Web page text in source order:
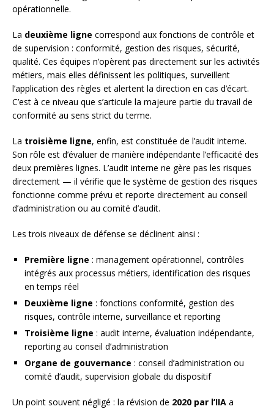
opérationnelle.
La deuxième ligne correspond aux fonctions de contrôle et
de supervision : conformité, gestion des risques, sécurité,
qualité. Ces équipes n’opèrent pas directement sur les activités
métiers, mais elles définissent les politiques, surveillent
l’application des règles et alertent la direction en cas d’écart.
C’est à ce niveau que s’articule la majeure partie du travail de
conformité au sens strict du terme.
La troisième ligne, enfin, est constituée de l’audit interne.
Son rôle est d’évaluer de manière indépendante l’efficacité des
deux premières lignes. L’audit interne ne gère pas les risques
directement — il vérifie que le système de gestion des risques
fonctionne comme prévu et reporte directement au conseil
d’administration ou au comité d’audit.
Les trois niveaux de défense se déclinent ainsi :
Première ligne : management opérationnel, contrôles
intégrés aux processus métiers, identification des risques
en temps réel
Deuxième ligne : fonctions conformité, gestion des
risques, contrôle interne, surveillance et reporting
Troisième ligne : audit interne, évaluation indépendante,
reporting au conseil d’administration
Organe de gouvernance : conseil d’administration ou
comité d’audit, supervision globale du dispositif
Un point souvent négligé : la révision de 2020 par l’IIA a